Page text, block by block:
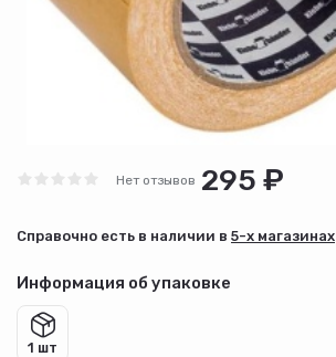
Нет отзывов 295 ₽
Cправочно есть в наличии в 5-х магазинах
Информация об упаковке
1 шт